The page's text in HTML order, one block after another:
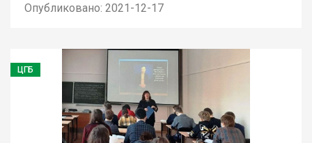
Опубликовано: 2021-12-17
ЦГБ